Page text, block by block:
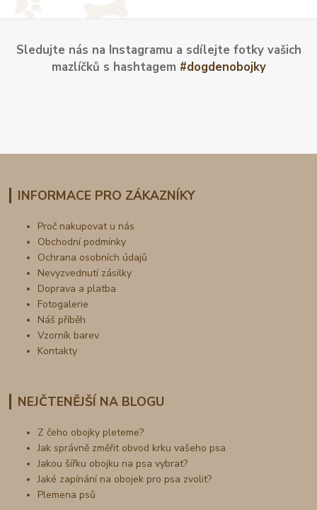
Sledujte nás na Instagramu a sdílejte fotky vašich
mazlíčků s hashtagem #dogdenobojky
INFORMACE PRO ZÁKAZNÍKY
Proč nakupovat u nás
Obchodní podmínky
Ochrana osobních údajů
Nevyzvednutí zásilky
Doprava a platba
Fotogalerie
Náš příběh
Vzorník barev
Kontakty
NEJČTENĚJŠÍ NA BLOGU
Z čeho obojky pleteme?
Jak správně změřit obvod krku vašeho psa
Jakou šířku obojku na psa vybrat?
Jaké zapínání na obojek pro psa zvolit?
Plemena psů